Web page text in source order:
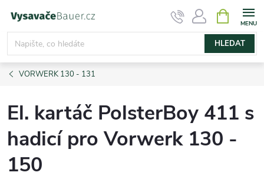
obsah
HLEDAT
NÁKUPNÍ
KOŠÍK
VORWERK 130 - 131
El. kartáč PolsterBoy 411 s
hadicí pro Vorwerk 130 -
150